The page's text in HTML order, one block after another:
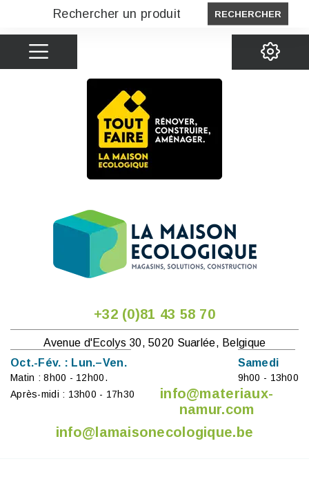
RECHERCHER
+32 (0)81 43 58 70
Avenue d'Ecolys 30, 5020 Suarlée, Belgique
Oct.-Fév. : Lun.–Ven.
Matin : 8h00 - 12h00.
Après-midi : 13h00 - 17h30
Samedi
9h00 - 13h00
info@materiaux-
namur.com
info@lamaisonecologique.be